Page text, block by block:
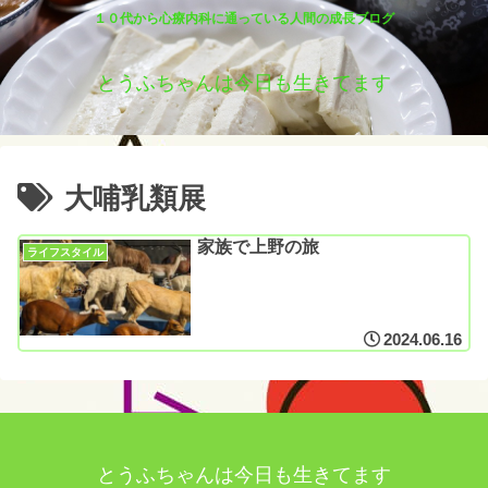
１０代から心療内科に通っている人間の成長ブログ
とうふちゃんは今日も生きてます
大哺乳類展
ライフスタイル 家族で上野の旅
2024.06.16
とうふちゃんは今日も生きてます